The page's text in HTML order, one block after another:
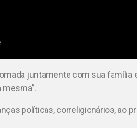
juntamente com sua família
mesma”.
políticas, correligionários, ao